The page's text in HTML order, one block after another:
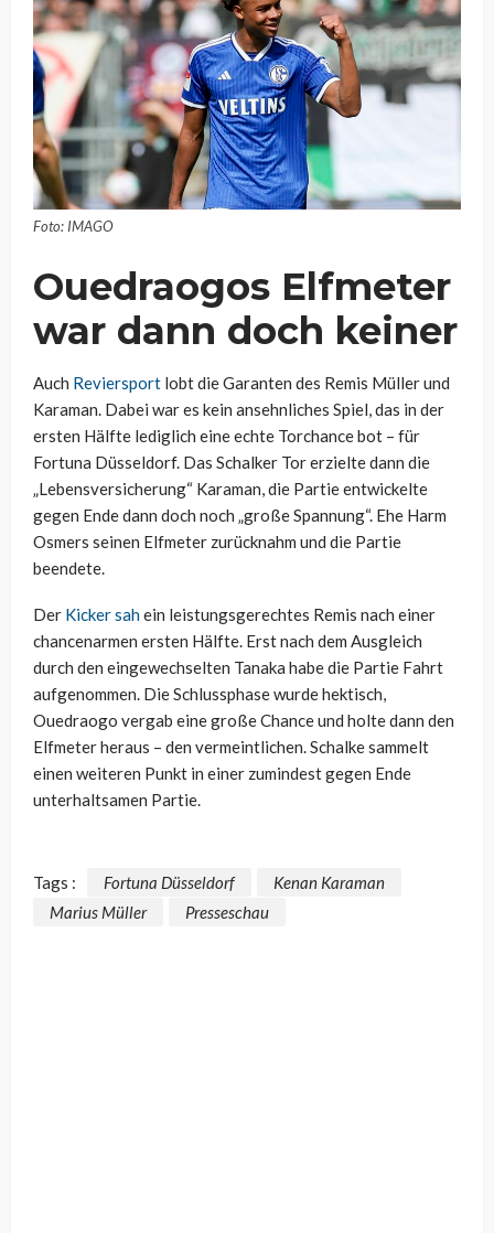
Foto: IMAGO
Ouedraogos Elfmeter
war dann doch keiner
Auch Reviersport lobt die Garanten des Remis Müller und
Karaman. Dabei war es kein ansehnliches Spiel, das in der
ersten Hälfte lediglich eine echte Torchance bot – für
Fortuna Düsseldorf. Das Schalker Tor erzielte dann die
„Lebensversicherung“ Karaman, die Partie entwickelte
gegen Ende dann doch noch „große Spannung“. Ehe Harm
Osmers seinen Elfmeter zurücknahm und die Partie
beendete.
Der Kicker sahein leistungsgerechtes Remis nach einer
chancenarmen ersten Hälfte. Erst nach dem Ausgleich
durch den eingewechselten Tanaka habe die Partie Fahrt
aufgenommen. Die Schlussphase wurde hektisch,
Ouedraogo vergab eine große Chance und holte dann den
Elfmeter heraus – den vermeintlichen. Schalke sammelt
einen weiteren Punkt in einer zumindest gegen Ende
unterhaltsamen Partie.
Tags : Fortuna Düsseldorf
Kenan Karaman
Marius Müller
Presseschau